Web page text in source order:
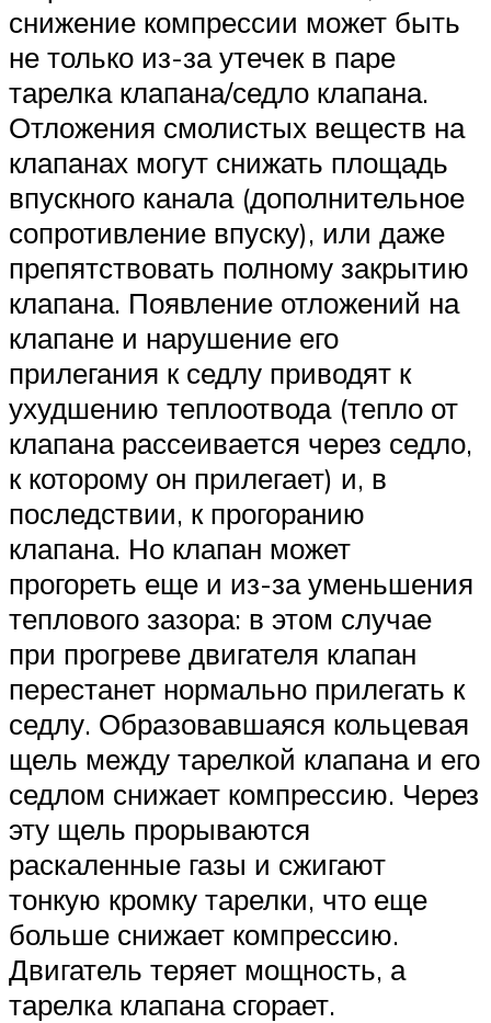
снижение компрессии может быть
не только из-за утечек в паре
тарелка клапана/седло клапана.
Отложения смолистых веществ на
клапанах могут снижать площадь
впускного канала (дополнительное
сопротивление впуску), или даже
препятствовать полному закрытию
клапана. Появление отложений на
клапане и нарушение его
прилегания к седлу приводят к
ухудшению теплоотвода (тепло от
клапана рассеивается через седло,
к которому он прилегает) и, в
последствии, к прогоранию
клапана. Но клапан может
прогореть еще и из-за уменьшения
теплового зазора: в этом случае
при прогреве двигателя клапан
перестанет нормально прилегать к
седлу. Образовавшаяся кольцевая
щель между тарелкой клапана и его
седлом снижает компрессию. Через
эту щель прорываются
раскаленные газы и сжигают
тонкую кромку тарелки, что еще
больше снижает компрессию.
Двигатель теряет мощность, а
тарелка клапана сгорает.